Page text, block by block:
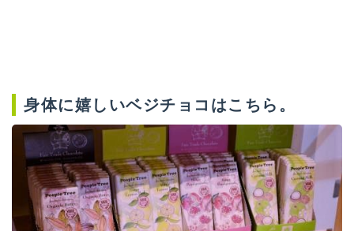
身体に嬉しいベジチョコはこちら。